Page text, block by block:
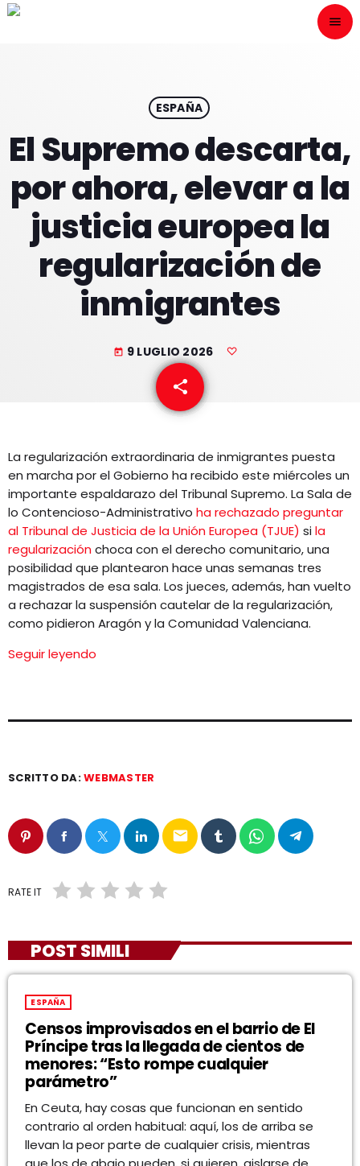
menu
play_arrow ONAIR
HOME
PROGRAMACION
CONTACTO
ESPAÑA
El Supremo descarta,
por ahora, elevar a la
justicia europea la
regularización de
inmigrantes
today 9 LUGLIO 2026
share
email
La regularización extraordinaria de inmigrantes puesta
en marcha por el Gobierno ha recibido este miércoles un
importante espaldarazo del Tribunal Supremo. La Sala de
lo Contencioso-Administrativo ha rechazado preguntar
al Tribunal de Justicia de la Unión Europea (TJUE) sila
regularizaciónchoca con el derecho comunitario, una
posibilidad que plantearon hace unas semanas tres
magistrados de esa sala. Los jueces, además, han vuelto
a rechazar la suspensión cautelar de la regularización,
como pidieron Aragón y la Comunidad Valenciana.
Seguir leyendo
SCRITTO DA:WEBMASTER
email
RATE IT
POST SIMILI
ESPAÑA
Censos improvisados en el barrio de El
Príncipe tras la llegada de cientos de
menores: “Esto rompe cualquier
parámetro”
En Ceuta, hay cosas que funcionan en sentido
contrario al orden habitual: aquí, los de arriba se
llevan la peor parte de cualquier crisis, mientras